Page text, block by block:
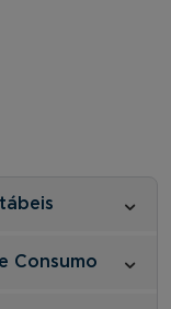
Consumo